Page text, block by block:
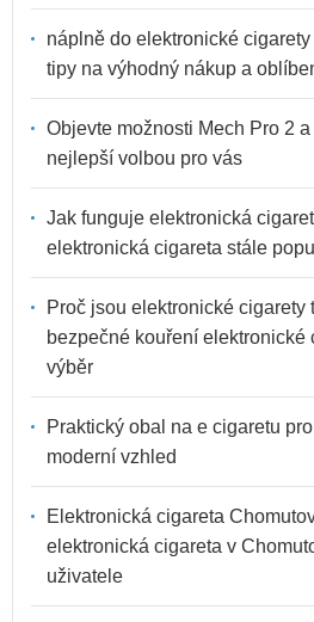
náplně do elektronické
tipy na výhodný nákup a
Objevte možnos­ti Mech Pro 2
nejlepší volbou pro vás
Jak funguje elektronická
elektronická cigareta stále
Proč jsou elektronické cigarety
bezpečné kouření elektronické
výběr
Praktický obal na e cigaretu
moderní vzhled
Elektronická cigareta
elektronická cigareta v
uživatele